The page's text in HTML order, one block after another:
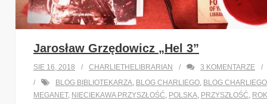
Jarosław Grzędowicz „Hel 3”
SIE 16, 2018 CHARLIETHELIBRARIAN 3 KOMENTARZE
BLOG BIBLIOTEKARZA, BLOG CHARLIEGO, BLOG
MEGANET, NIECIEKAWA PRZYSZŁOŚĆ, POLSKA, PRZYSZŁOŚĆ,